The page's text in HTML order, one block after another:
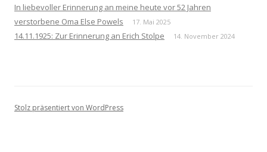
In liebevoller Erinnerung an meine heute vor 52 Jahren
verstorbene Oma Else Powels
17. Mai 2025
14.11.1925: Zur Erinnerung an Erich Stolpe 14. November 2024
Stolz präsentiert von WordPress